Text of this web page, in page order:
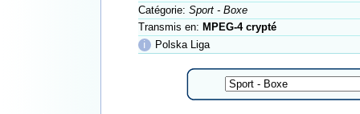
Catégorie: Sport - Boxe
Transmis en: MPEG-4 crypté
ℹ
Polska Liga